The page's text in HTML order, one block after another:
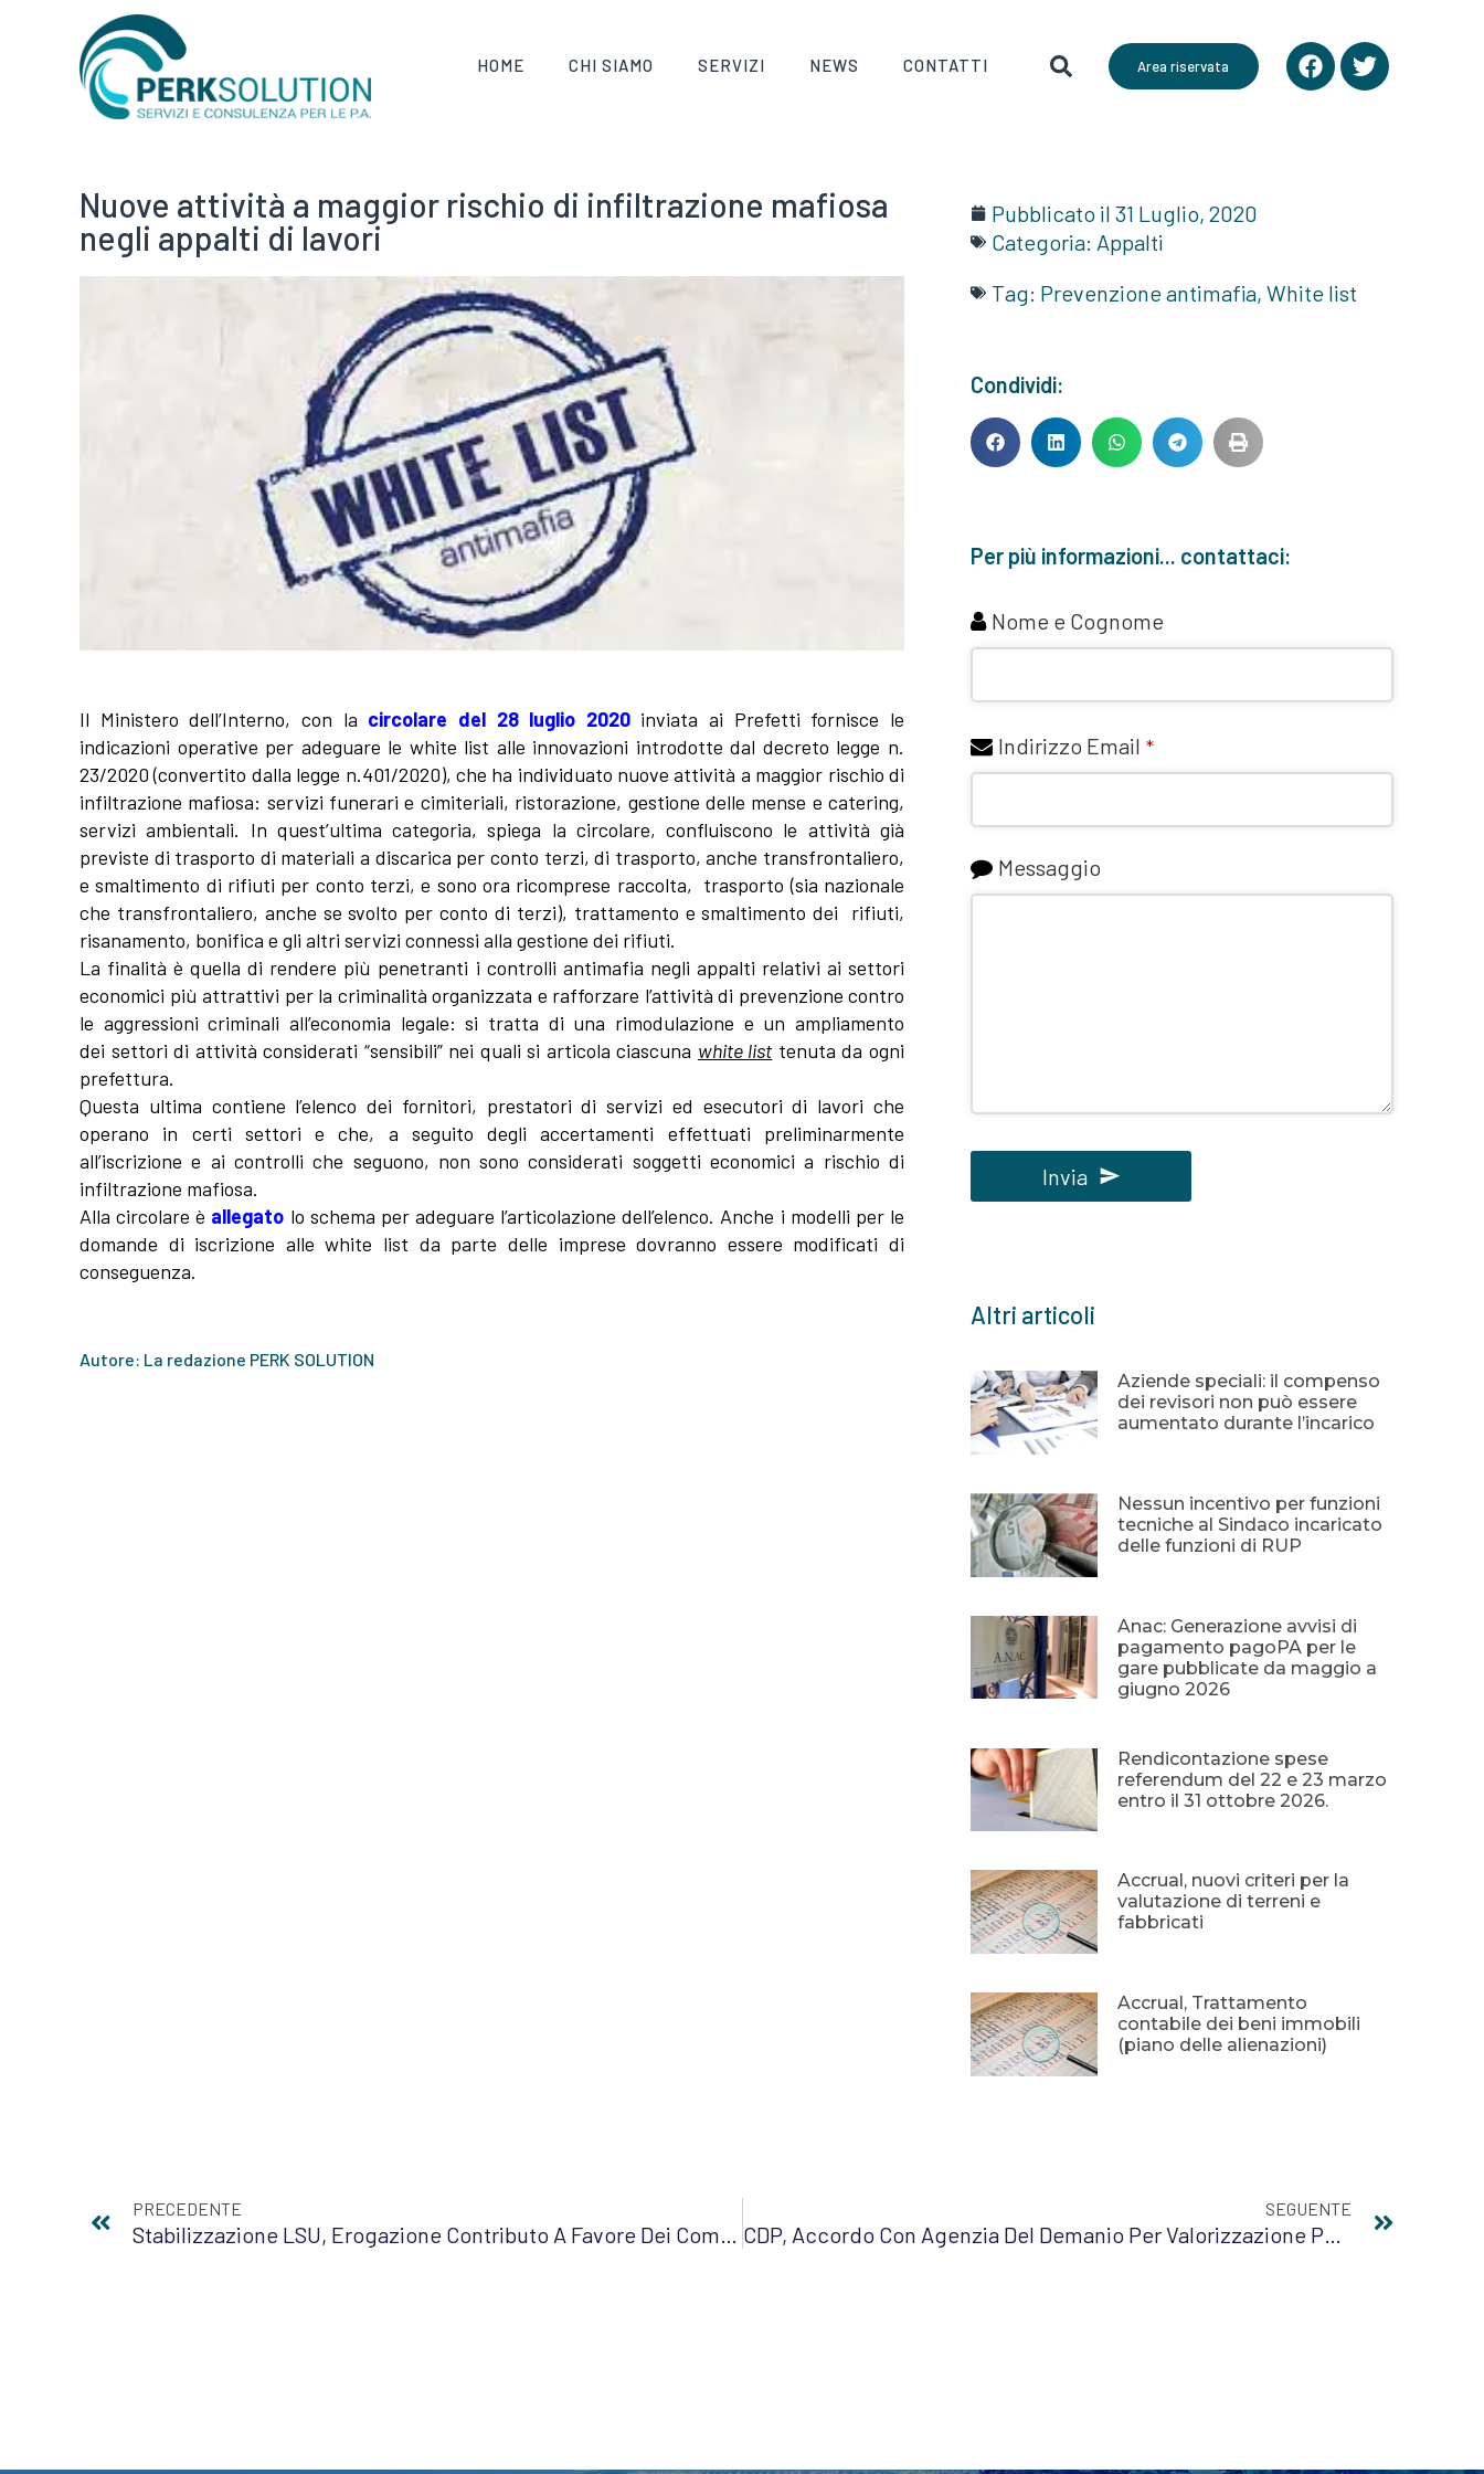
HOME CHI SIAMO SERVIZI NEWS CONTATTI Area riservata
Nuove attività a maggior rischio di infiltrazione mafiosa
negli appalti di lavori
Il Ministero dell’Interno, con la circolare del 28 luglio 2020inviata ai Prefetti fornisce le
indicazioni operative per adeguare le white list alle innovazioni introdotte dal decreto legge n.
23/2020 (convertito dalla legge n.401/2020), che ha individuato nuove attività a maggior rischio di
infiltrazione mafiosa: servizi funerari e cimiteriali, ristorazione, gestione delle mense e catering,
servizi ambientali. In quest’ultima categoria, spiega la circolare, confluiscono le attività già
previste di trasporto di materiali a discarica per conto terzi, di trasporto, anche transfrontaliero,
e smaltimento di rifiuti per conto terzi, e sono ora ricomprese raccolta, trasporto (sia nazionale
che transfrontaliero, anche se svolto per conto di terzi), trattamento e smaltimento dei rifiuti,
risanamento, bonifica e gli altri servizi connessi alla gestione dei rifiuti.
La finalità è quella di rendere più penetranti i controlli antimafia negli appalti relativi ai settori
economici più attrattivi per la criminalità organizzata e rafforzare l’attività di prevenzione contro
le aggressioni criminali all’economia legale: si tratta di una rimodulazione e un ampliamento
dei settori di attività considerati “sensibili” nei quali si articola ciascuna white list tenuta da ogni
prefettura.
Questa ultima contiene l’elenco dei fornitori, prestatori di servizi ed esecutori di lavori che
operano in certi settori e che, a seguito degli accertamenti effettuati preliminarmente
all’iscrizione e ai controlli che seguono, non sono considerati soggetti economici a rischio di
infiltrazione mafiosa.
Alla circolare è allegato lo schema per adeguare l’articolazione dell’elenco. Anche i modelli per le
domande di iscrizione alle white list da parte delle imprese dovranno essere modificati di
conseguenza.
Autore: La redazione PERK SOLUTION
Pubblicato il 31 Luglio, 2020
Categoria: Appalti
Tag: Prevenzione antimafia, White list
Condividi:
Per più informazioni... contattaci:
Nome e Cognome
Indirizzo Email *
Messaggio
Invia
essere
vuoto
Altri articoli
Aziende speciali: il compenso
dei revisori non può essere
aumentato durante l’incarico
Nessun incentivo per funzioni
tecniche al Sindaco incaricato
delle funzioni di RUP
Anac: Generazione avvisi di
pagamento pagoPA per le
gare pubblicate da maggio a
giugno 2026
Rendicontazione spese
referendum del 22 e 23 marzo
entro il 31 ottobre 2026.
Accrual, nuovi criteri per la
valutazione di terreni e
fabbricati
Accrual, Trattamento
contabile dei beni immobili
(piano delle alienazioni)
PRECEDENTE
Stabilizzazione LSU, Erogazione Contributo A Favore Dei Comuni Con Meno Di 5.000 Abitanti
SEGUENTE
CDP, Accordo Con Agenzia Del Demanio Per Valorizzazione Patrimonio Immobiliare Pubblico